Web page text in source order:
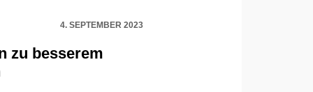
4. SEPTEMBER 2023
zu besserem